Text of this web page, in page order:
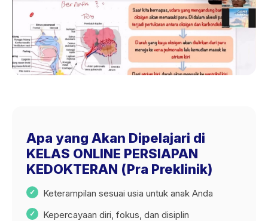
Apa yang Akan Dipelajari di
KELAS ONLINE PERSIAPAN
KEDOKTERAN (Pra Preklinik)
Keterampilan sesuai usia untuk anak Anda
Kepercayaan diri, fokus, dan disiplin